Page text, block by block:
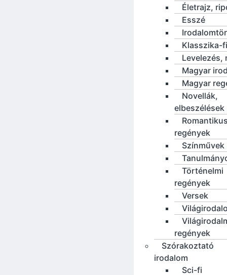
Életrajz,
Esszé
Klasszika-
Levelezés,
Magyar
Magyar
Novellák,
elbeszélések
regények
Színművek
Történelmi
regények
Versek
regények
Szórakoztató
irodalom
Sci-fi